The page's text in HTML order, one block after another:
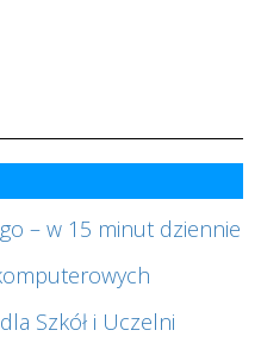
– w 15 minut dziennie
Szkół i Uczelni